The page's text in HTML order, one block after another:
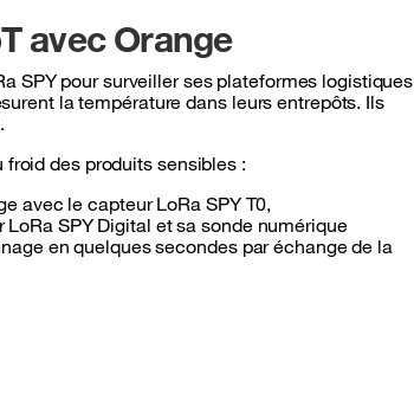
avec Orange
SPY pour surveiller ses plateformes logistiques
la température dans leurs entrepôts. Ils
froid des produits sensibles :
avec le capteur LoRa SPY T0,
SPY Digital et sa sonde numérique
en quelques secondes par échange de la